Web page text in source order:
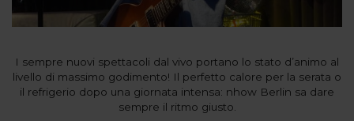
I sempre nuovi spettacoli dal vivo portano lo stato d’animo al
livello di massimo godimento! Il perfetto calore per la serata o
il refrigerio dopo una giornata intensa: nhow Berlin sa dare
sempre il ritmo giusto.